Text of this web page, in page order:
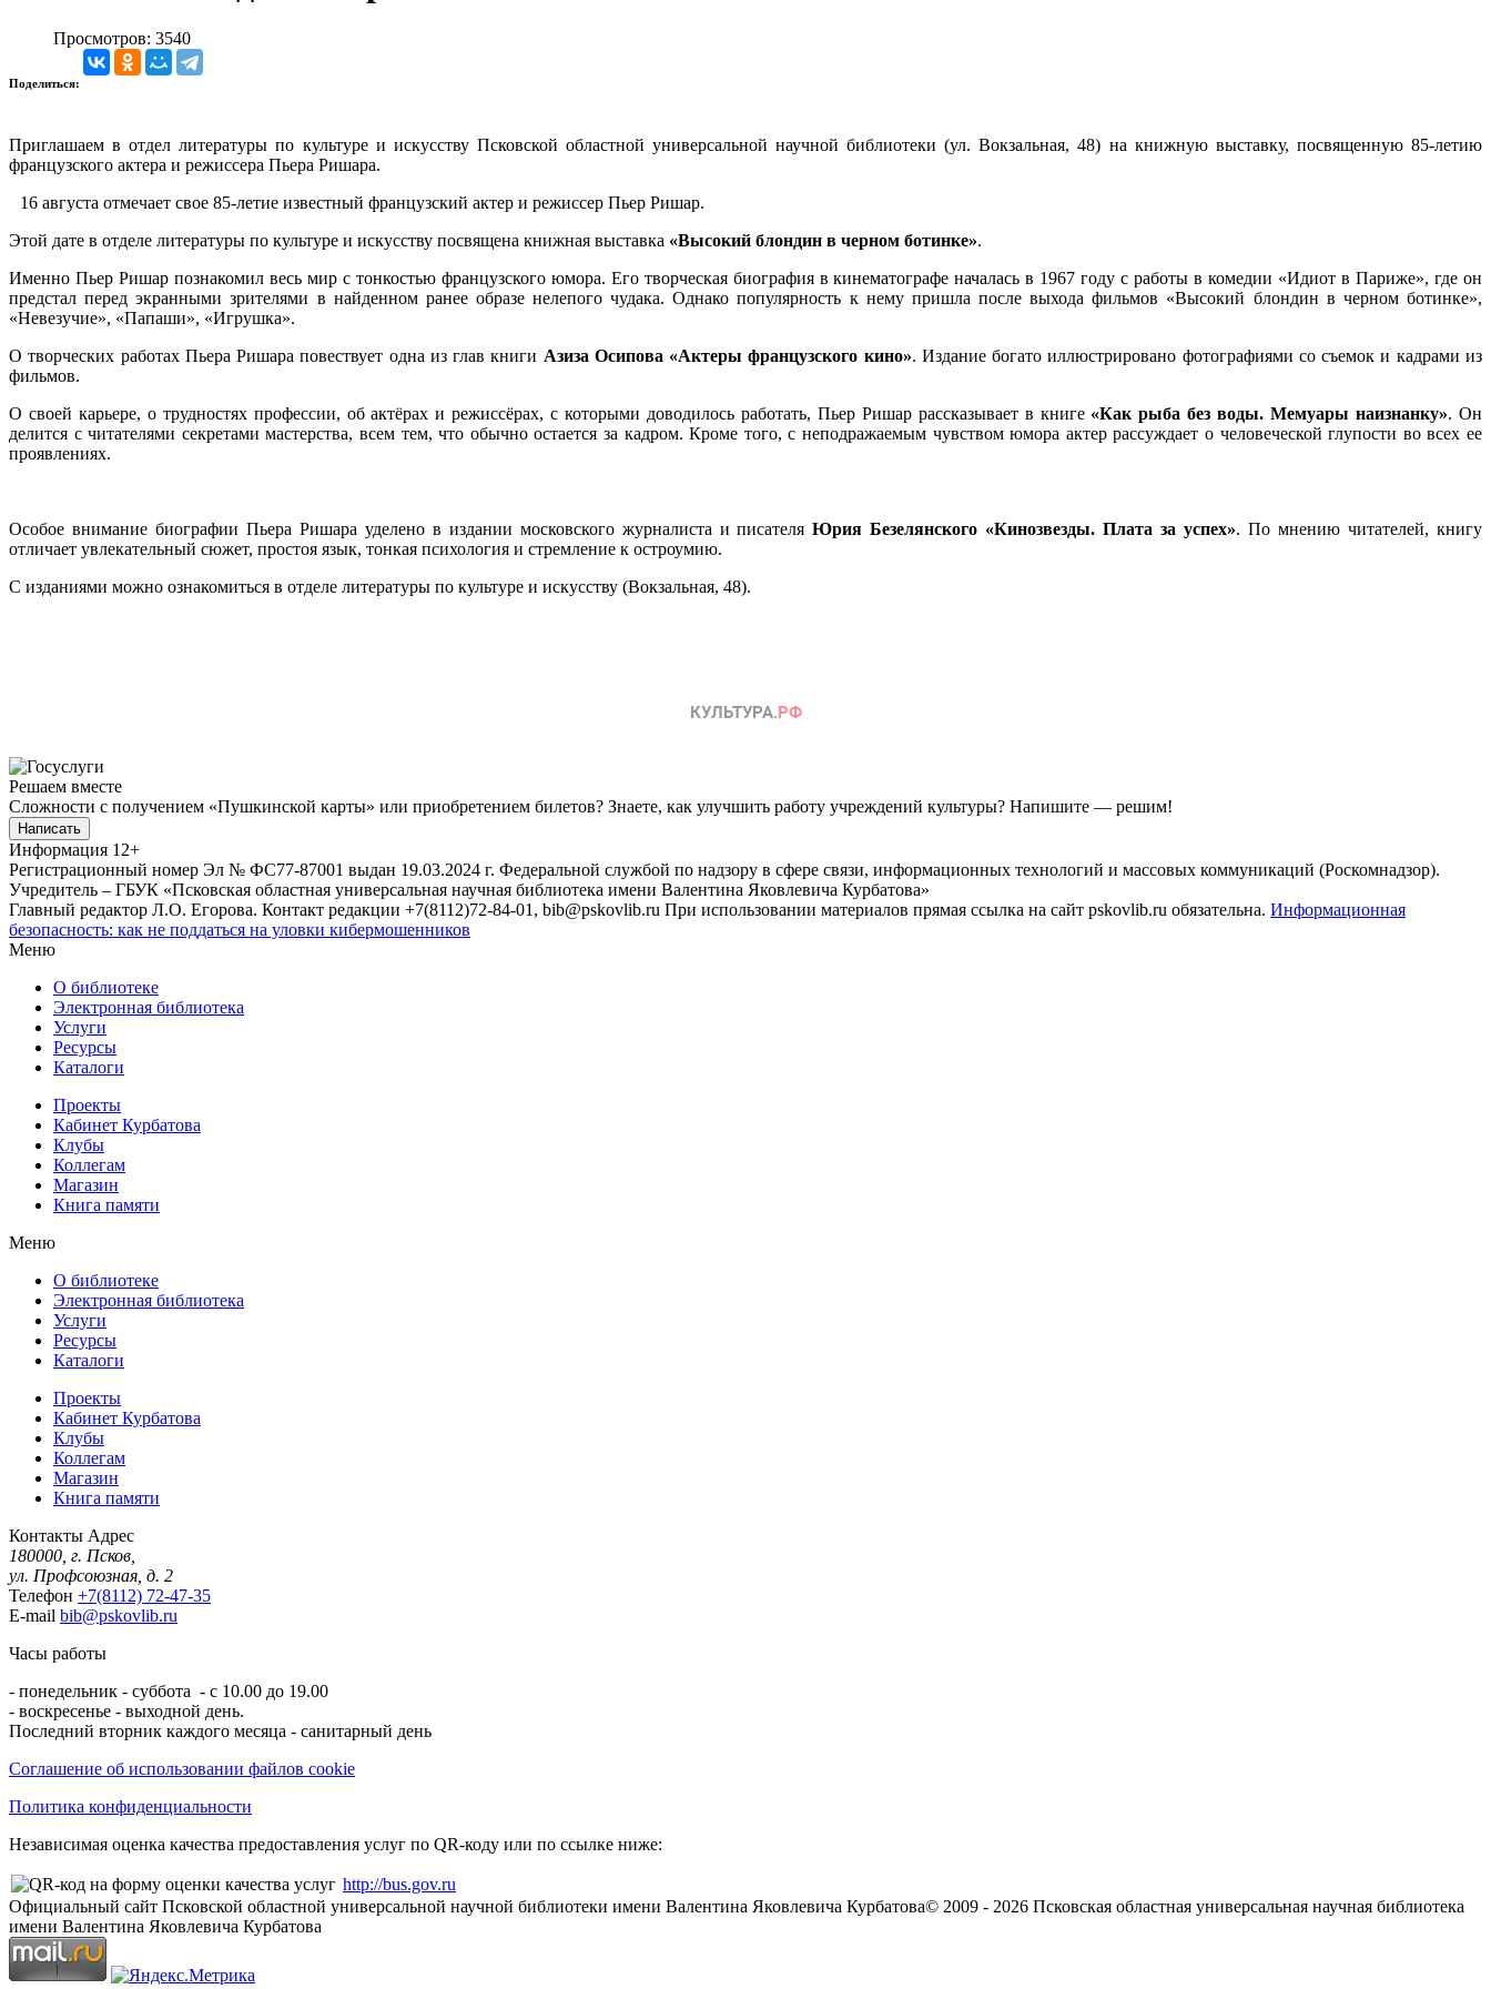
Просмотров: 3540
Поделиться:
Приглашаем в отдел литературы по культуре и искусству Псковской областной универсальной научной библиотеки (ул. Вокзальная, 48) на книжную выставку, посвященную 85-летию
французского актера и режиссера Пьера Ришара.
16 августа отмечает свое 85-летие известный французский актер и режиссер Пьер Ришар.
Этой дате в отделе литературы по культуре и искусству посвящена книжная выставка «Высокий блондин в черном ботинке».
Именно Пьер Ришар познакомил весь мир с тонкостью французского юмора. Его творческая биография в кинематографе началась в 1967 году с работы в комедии «Идиот в Париже», где он
предстал перед экранными зрителями в найденном ранее образе нелепого чудака. Однако популярность к нему пришла после выхода фильмов «Высокий блондин в черном ботинке»,
«Невезучие», «Папаши», «Игрушка».
О творческих работах Пьера Ришара повествует одна из глав книги Азиза Осипова «Актеры французского кино». Издание богато иллюстрировано фотографиями со съемок и кадрами из
фильмов.
О своей карьере, о трудностях профессии, об актёрах и режиссёрах, с которыми доводилось работать, Пьер Ришар рассказывает в книге «Как рыба без воды. Мемуары наизнанку». Он
делится с читателями секретами мастерства, всем тем, что обычно остается за кадром. Кроме того, с неподражаемым чувством юмора актер рассуждает о человеческой глупости во всех ее
проявлениях.
Особое внимание биографии Пьера Ришара уделено в издании московского журналиста и писателяЮрия Безелянского «Кинозвезды. Плата за успех». По мнению читателей, книгу
отличает увлекательный сюжет, простоя язык, тонкая психология и стремление к остроумию.
С изданиями можно ознакомиться в отделе литературы по культуре и искусству (Вокзальная, 48).
Решаем вместе
Сложности с получением «Пушкинской карты» или приобретением билетов? Знаете, как улучшить работу учреждений культуры? Напишите — решим!
Написать
Информация 12+
Регистрационный номер Эл № ФС77-87001 выдан 19.03.2024 г. Федеральной службой по надзору в сфере связи, информационных технологий и массовых коммуникаций (Роскомнадзор).
Учредитель – ГБУК «Псковская областная универсальная научная библиотека имени Валентина Яковлевича Курбатова»
Главный редактор Л.О. Егорова. Контакт редакции +7(8112)72-84-01, bib@pskovlib.ru При использовании материалов прямая ссылка на сайт pskovlib.ru обязательна. Информационная
безопасность: как не поддаться на уловки кибермошенников
Меню
О библиотеке
Электронная библиотека
Услуги
Ресурсы
Каталоги
Проекты
Кабинет Курбатова
Клубы
Коллегам
Магазин
Книга памяти
Меню
О библиотеке
Электронная библиотека
Услуги
Ресурсы
Каталоги
Проекты
Кабинет Курбатова
Клубы
Коллегам
Магазин
Книга памяти
Контакты Адрес
180000, г. Псков,
ул. Профсоюзная, д. 2
Телефон +7(8112) 72-47-35
E-mail bib@pskovlib.ru
Часы работы
- понедельник - суббота - с 10.00 до 19.00
- воскресенье - выходной день.
Последний вторник каждого месяца - санитарный день
Соглашение об использовании файлов cookie
Политика конфиденциальности
Независимая оценка качества предоставления услуг по QR-коду или по ссылке ниже:
http://bus.gov.ru
Официальный сайт Псковской областной универсальной научной библиотеки имени Валентина Яковлевича Курбатова© 2009 - 2026 Псковская областная универсальная научная библиотека
имени Валентина Яковлевича Курбатова